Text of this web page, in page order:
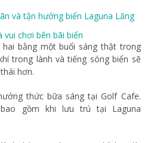
và tận hưởng biển Laguna Lăng
vui chơi bên bãi biển
bằng một buổi sáng thật trong
trong lành và tiếng sóng biển sẽ
hơn.
thức bữa sáng tại Golf Cafe.
gồm khi lưu trú tại Laguna